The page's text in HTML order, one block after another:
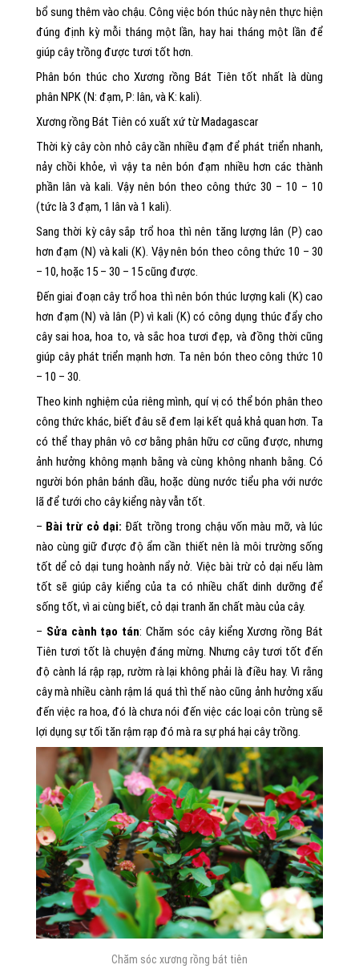
bổ sung thêm vào chậu. Công việc bón thúc này nên thực hiện
đúng định kỳ mỗi tháng một lần, hay hai tháng một lần để
giúp cây trồng được tươi tốt hơn.
Phân bón thúc cho Xương rồng Bát Tiên tốt nhất là dùng
phân NPK (N: đạm, P: lân, và K: kali).
Xương rồng Bát Tiên có xuất xứ từ Madagascar
Thời kỳ cây còn nhỏ cây cần nhiều đạm để phát triển nhanh,
nảy chồi khỏe, vì vậy ta nên bón đạm nhiều hơn các thành
phần lân và kali. Vậy nên bón theo công thức 30 – 10 – 10
(tức là 3 đạm, 1 lân và 1 kali).
Sang thời kỳ cây sắp trổ hoa thì nên tăng lượng lân (P) cao
hơn đạm (N) và kali (K). Vậy nên bón theo công thức 10 – 30
– 10, hoặc 15 – 30 – 15 cũng được.
Đến giai đoạn cây trổ hoa thì nên bón thúc lượng kali (K) cao
hơn đạm (N) và lân (P) vì kali (K) có công dụng thúc đẩy cho
cây sai hoa, hoa to, và sắc hoa tươi đẹp, và đồng thời cũng
giúp cây phát triển mạnh hơn. Ta nên bón theo công thức 10
– 10 – 30.
Theo kinh nghiệm của riêng mình, quí vị có thể bón phân theo
công thức khác, biết đâu sẽ đem lại kết quả khả quan hơn. Ta
có thể thay phân vô cơ bằng phân hữu cơ cũng được, nhưng
ảnh hưởng không mạnh bằng và cùng không nhanh bằng. Có
người bón phân bánh dầu, hoặc dùng nước tiểu pha với nước
lã để tưới cho cây kiểng này vẫn tốt.
– Bài trừ cỏ dại: Đất trồng trong chậu vốn màu mỡ, và lúc
nào cùng giữ được độ ẩm cần thiết nên là môi trường sống
tốt dể cỏ dại tung hoành nẩy nở. Việc bài trừ cỏ dại nếu làm
tốt sẽ giúp cây kiểng của ta có nhiều chất dinh dưỡng để
sống tốt, vì ai cùng biết, cỏ dại tranh ăn chất màu của cây.
– Sửa cành tạo tán: Chăm sóc cây kiểng Xương rồng Bát
Tiên tươi tốt là chuyện đáng mừng. Nhưng cây tươi tốt đến
độ cành lá rập rạp, rườm rà lại không phải là điều hay. Vì rằng
cây mà nhiều cành rậm lá quá thì thế nào cũng ảnh hưởng xấu
đến việc ra hoa, đó là chưa nói đến việc các loại côn trùng sẽ
lợi dụng sự tối tăn rậm rạp đó mà ra sự phá hại cây trồng.
Chăm sóc xương rồng bát tiên